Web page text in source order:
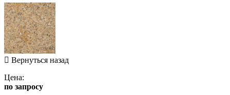
Вернуться назад
Цена:
по запросу